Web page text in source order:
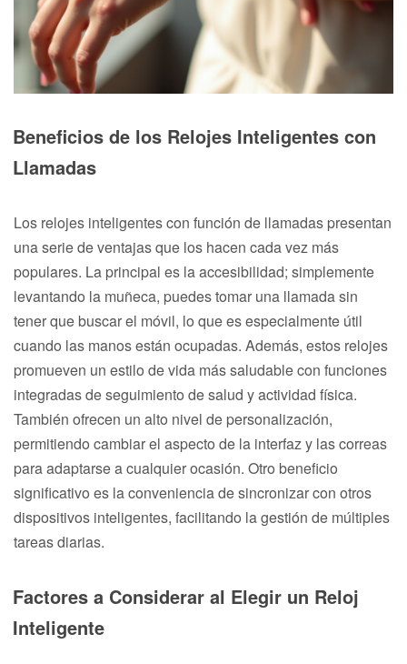
Beneficios de los Relojes Inteligentes con
Llamadas
Los relojes inteligentes con función de llamadas presentan
una serie de ventajas que los hacen cada vez más
populares. La principal es la accesibilidad; simplemente
levantando la muñeca, puedes tomar una llamada sin
tener que buscar el móvil, lo que es especialmente útil
cuando las manos están ocupadas. Además, estos relojes
promueven un estilo de vida más saludable con funciones
integradas de seguimiento de salud y actividad física.
También ofrecen un alto nivel de personalización,
permitiendo cambiar el aspecto de la interfaz y las correas
para adaptarse a cualquier ocasión. Otro beneficio
significativo es la conveniencia de sincronizar con otros
dispositivos inteligentes, facilitando la gestión de múltiples
tareas diarias.
Factores a Considerar al Elegir un Reloj
Inteligente